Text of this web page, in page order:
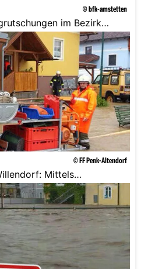
© bfk-amstetten
im Bezirk
© FF Penk-Altendorf
Mittels
das Wasser von den